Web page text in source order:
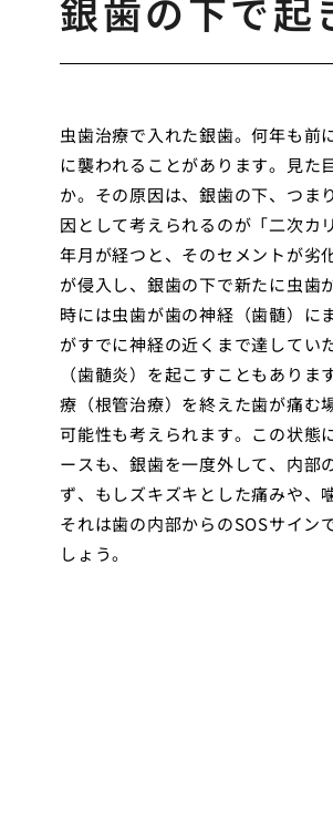
銀歯の下で起
虫歯治療で入れた銀歯。何年も前
に襲われることがあります。見た
か。その原因は、銀歯の下、つま
因として考えられるのが「二次カ
年月が経つと、そのセメントが劣
が侵入し、銀歯の下で新たに虫歯
時には虫歯が歯の神経（歯髄）に
がすでに神経の近くまで達してい
（歯髄炎）を起こすこともあり
療（根管治療）を終えた歯が痛む
可能性も考えられます。この状態
ースも、銀歯を一度外して、内部
ず、もしズキズキとした痛みや、
それは歯の内部からのSOSサイン
しょう。